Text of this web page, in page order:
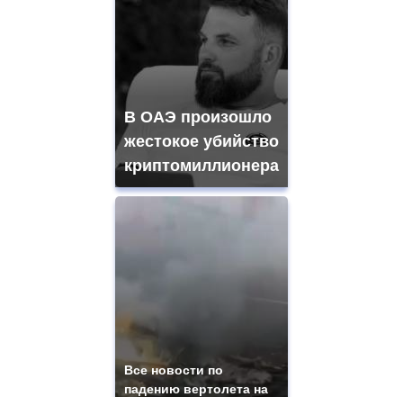
В ОАЭ произошло
жестокое убийство
криптомиллионера
Все новости по
падению вертолета на